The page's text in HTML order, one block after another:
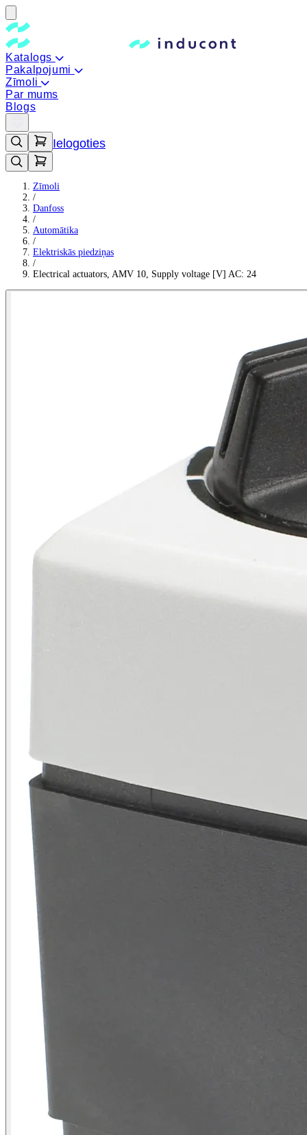
Katalogs
Pakalpojumi
Zīmoli
Par mums
Blogs
Ielogoties
Zīmoli
/
Danfoss
/
Automātika
/
Elektriskās piedziņas
/
Electrical actuators, AMV 10, Supply voltage [V] AC: 24